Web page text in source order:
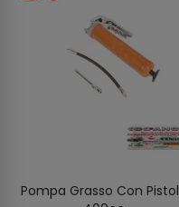
AGGIUNGI AL CARRELLO
Pompa Grasso Con